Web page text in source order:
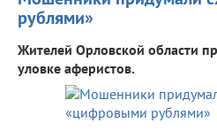
рублями»
Жителей Орловской области
уловке аферистов.